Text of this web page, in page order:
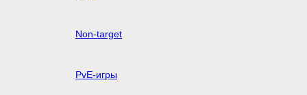
Non-target
PvE-игры